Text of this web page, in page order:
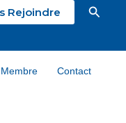
Rejoindre
Contact